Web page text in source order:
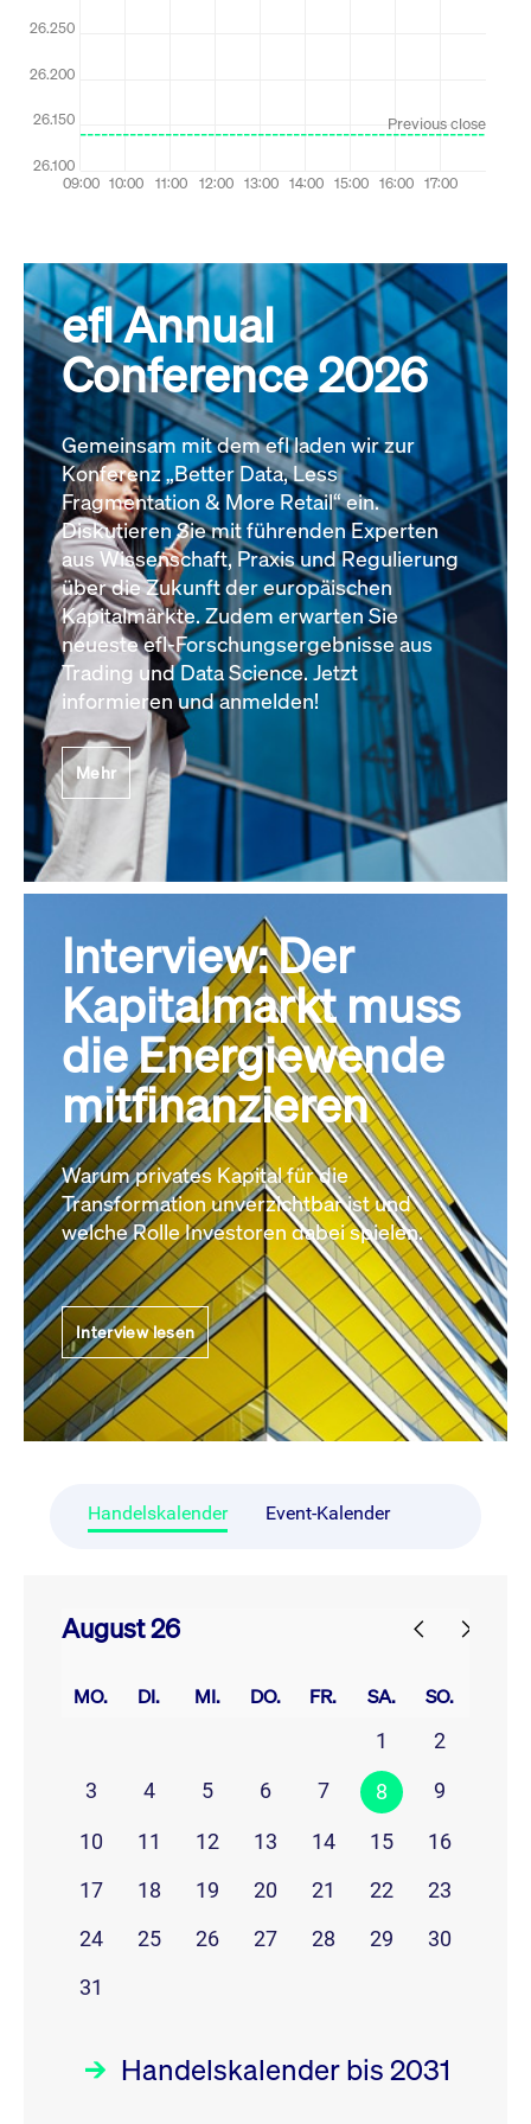
efl Annual
Conference 2026
Gemeinsam mit dem efl laden wir zur
Konferenz „Better Data, Less
Fragmentation & More Retail“ ein.
Diskutieren Sie mit führenden Experten
aus Wissenschaft, Praxis und Regulierung
über die Zukunft der europäischen
Kapitalmärkte. Zudem erwarten Sie
neueste efl-Forschungsergebnisse aus
Trading und Data Science. Jetzt
informieren und anmelden!
Mehr
Interview: Der
Kapitalmarkt muss
die Energiewende
mitfinanzieren
Warum privates Kapital für die
Transformation unverzichtbar ist und
welche Rolle Investoren dabei spielen.
Interview lesen
Handelskalender Event-Kalender
August 26
MO. DI. MI. DO. FR. SA. SO.
1
2
3
4 5 6 7 8 9
10 11 12 13 14 15
16
17
18 19 20 21 22
23
24
25 26 27 28 29
30
31
Handelskalender bis 2031